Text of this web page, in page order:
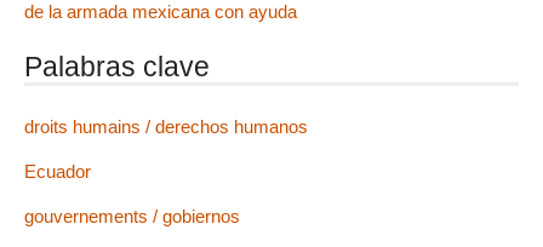
de la armada mexicana con ayuda
Palabras clave
droits humains / derechos humanos
Ecuador
gouvernements / gobiernos